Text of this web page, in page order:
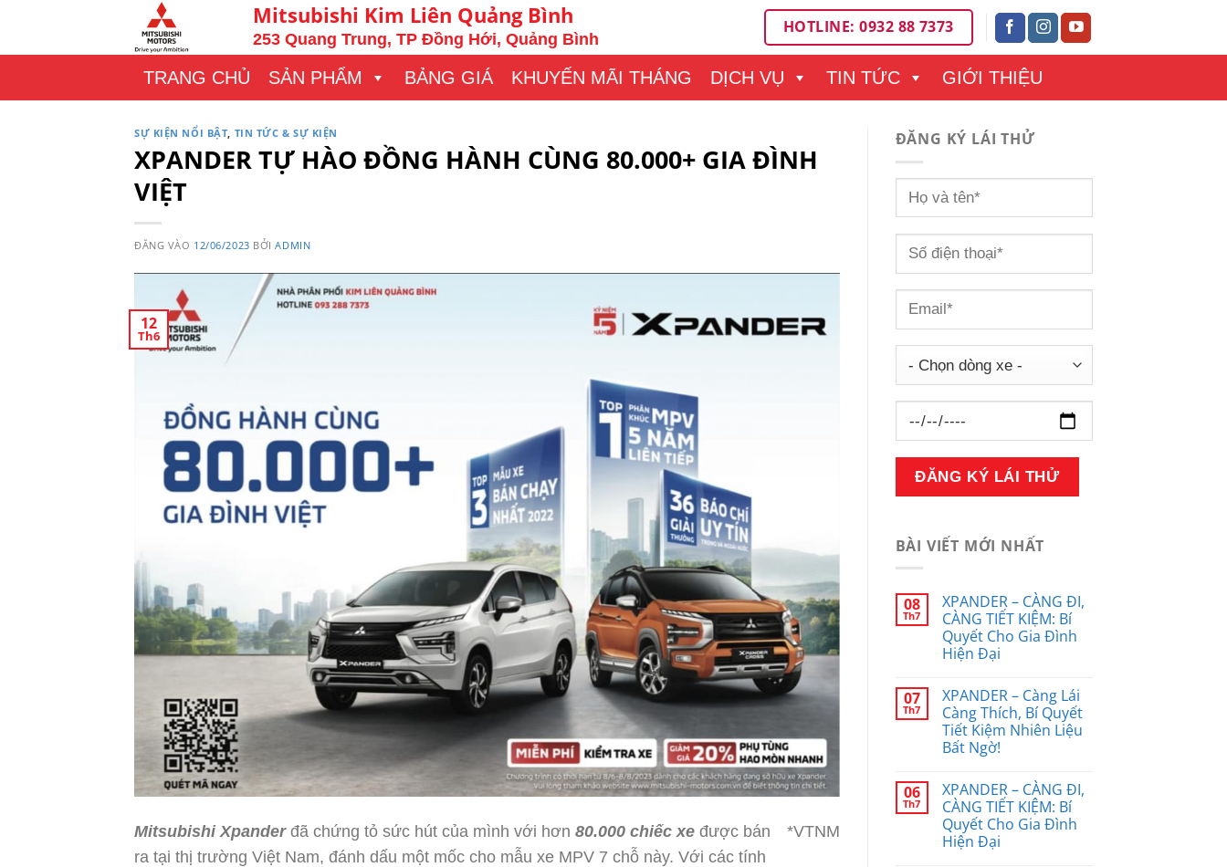
nội
Mitsubishi Kim Liên Quảng Bình
253 Quang Trung, TP Đồng Hới, Quảng Bình
HOTLINE: 0932 88 7373
TRANG CHỦ SẢN PHẨM BẢNG GIÁ KHUYẾN MÃI THÁNG DỊCH VỤ TIN TỨC GIỚI THIỆU
SỰ KIỆN NỔI BẬT, TIN TỨC & SỰ KIỆN
XPANDER TỰ HÀO ĐỒNG HÀNH CÙNG 80.000+ GIA ĐÌNH
VIỆT
ĐĂNG VÀO 12/06/2023 BỞIADMIN
12
Th6
Mitsubishi Xpanderđã chứng tỏ sức hút của mình với hơn 80.000 chiếc xe được bán
ra tại thị trường Việt Nam, đánh dấu một mốc cho mẫu xe MPV 7 chỗ này. Với các tính
*VTNM
ĐĂNG KÝ LÁI THỬ
BÀI VIẾT MỚI NHẤT
08
Th7
XPANDER – CÀNG ĐI,
CÀNG TIẾT KIỆM: Bí
Quyết Cho Gia Đình
Hiện Đại
07
Th7
XPANDER – Càng Lái
Càng Thích, Bí Quyết
Tiết Kiệm Nhiên Liệu
Bất Ngờ!
06
Th7
XPANDER – CÀNG ĐI,
CÀNG TIẾT KIỆM: Bí
Quyết Cho Gia Đình
Hiện Đại